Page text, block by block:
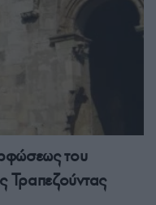
του
Τραπεζούντας